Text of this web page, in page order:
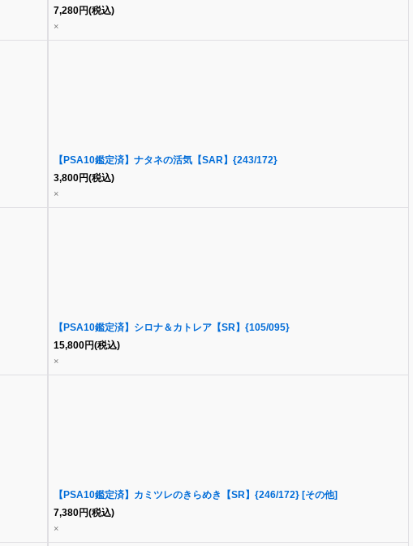
7,280円(税込)
×
【PSA10鑑定済】ナタネの活気【SAR】{243/172}
3,800円(税込)
×
【PSA10鑑定済】シロナ＆カトレア【SR】{105/095}
15,800円(税込)
×
【PSA10鑑定済】カミツレのきらめき【SR】{246/172} [その他]
7,380円(税込)
×